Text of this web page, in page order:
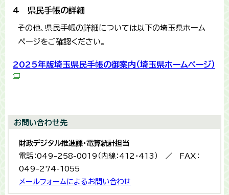
4 県民手帳の詳細
その他、県民手帳の詳細については以下の埼玉県ホーム
ページをご確認ください。
2025年版埼玉県民手帳の御案内（埼玉県ホームページ）
お問い合わせ先
財政デジタル推進課・電算統計担当
電話：049-258-0019（内線：412・413） ／ FAX：
049-274-1055
メールフォームによるお問い合わせ